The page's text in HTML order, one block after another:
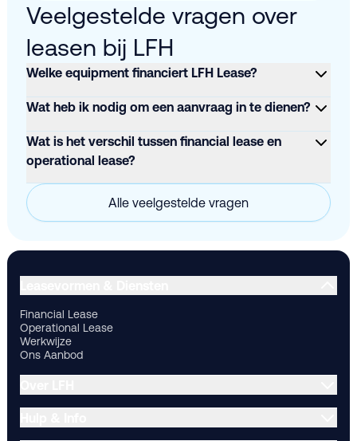
Veelgestelde vragen over
leasen bij LFH
Welke equipment financiert LFH Lease?
Wat heb ik nodig om een aanvraag in te dienen?
Wat is het verschil tussen financial lease en
operational lease?
Alle veelgestelde vragen
Financial Lease
Operational Lease
Werkwijze
Ons Aanbod